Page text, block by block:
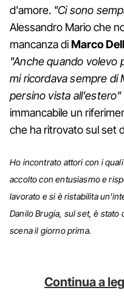
d'amore. "Ci sono
Alessandro Mario che
mancanza diMarco
"Anche quando volevo
mi ricordava sempre di
persino vista all'estero"
immancabile un
che ha ritrovato sul set
Ho incontrato attori con i
accolto con entusiasmo e
lavorato e si è ristabilita
Danilo Brugia, sul set, è
scena il giorno prima.
Continua a